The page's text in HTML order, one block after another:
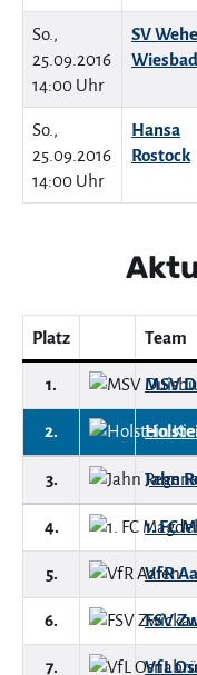
So.,
25.09.2016
14:00 Uhr
SV
So.,
25.09.2016
14:00 Uhr
Hansa
Rostock
Platz Team
1. MSV
2.
3. Jahn
4. 1. FC
5. VfR
6. FSV
7. VfL